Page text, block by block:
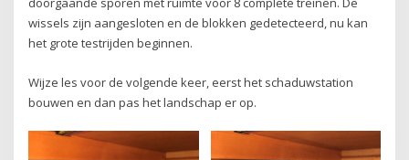
wissels zijn aangesloten en de blokken gedetecteerd, nu kan
het grote testrijden beginnen.
Wijze les voor de volgende keer, eerst het schaduwstation
bouwen en dan pas het landschap er op.